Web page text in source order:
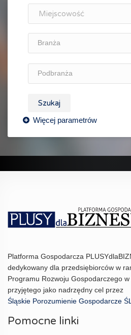
Branża
Podbranża
Szukaj
Platforma Gospodarcza
dedykowany dla przedsiębiorców w
Programu Rozwoju Gospodarczego
przyjętego jako nadrzędny cel przez
Śląskie Porozumienie Gospodarcze
Pomocne linki